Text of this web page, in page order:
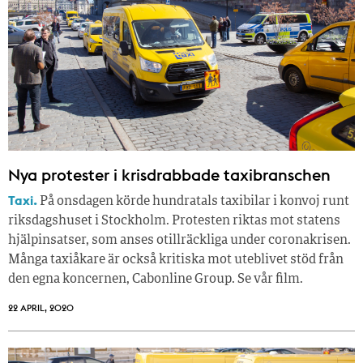
Nya protester i krisdrabbade taxibranschen
Taxi. På onsdagen körde hundratals taxibilar i konvoj runt
riksdagshuset i Stockholm. Protesten riktas mot statens
hjälpinsatser, som anses otillräckliga under coronakrisen.
Många taxiåkare är också kritiska mot uteblivet stöd från
den egna koncernen, Cabonline Group. Se vår film.
22 APRIL, 2020